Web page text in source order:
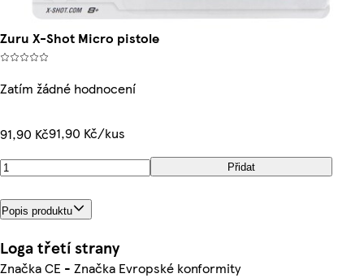
Zuru X-Shot Micro pistole
Zatím žádné hodnocení
91,90 Kč91,90 Kč/kus
Přidat
Popis produktu
Loga třetí strany
Značka CE - Značka Evropské konformity